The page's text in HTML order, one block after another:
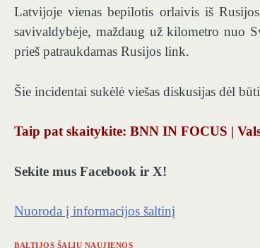
Latvijoje vienas bepilotis orlaivis iš
savivaldybėje, maždaug už kilometro nuo
prieš patraukdamas Rusijos link.
Šie incidentai sukėlė viešas diskusijas dėl
Taip pat skaitykite: BNN IN FOCUS |
Sekite mus Facebook ir X!
Nuoroda į informacijos šaltinį
BALTIJOS ŠALIŲ NAUJIENOS